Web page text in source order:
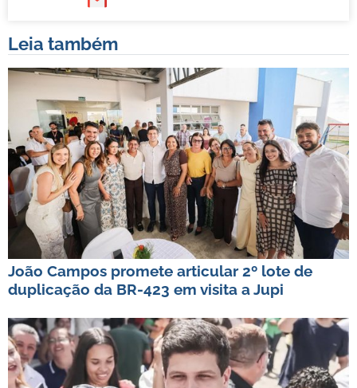
Leia também
João Campos promete articular 2º lote de
duplicação da BR-423 em visita a Jupi